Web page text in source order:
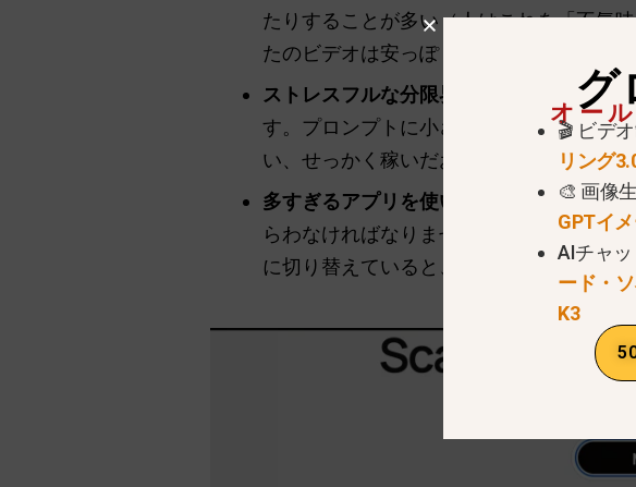
たりすることが多い（人はこれを「不気
たのビデオは安っぽく見え、信頼性が低く
ストレスフルな分限界：
ほとんどの専用
す。プロンプトに小さなタイプミスをし
い、せっかく稼いだお金を無駄にしてしま
多すぎるアプリを使いこなす
一本の良い
らわなければなりません、,
旅の途中 でキ
に切り替えていると、時間がかかりすぎ
グ
オー
🎬 ビデ
リング
🎨 画像
GPTイ
AIチャッ
ード・
K3